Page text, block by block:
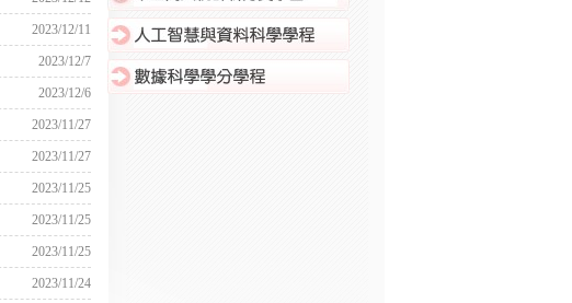
2023/12/11
2023/12/7
2023/12/6
2023/11/27
2023/11/27
2023/11/25
2023/11/25
2023/11/25
2023/11/24